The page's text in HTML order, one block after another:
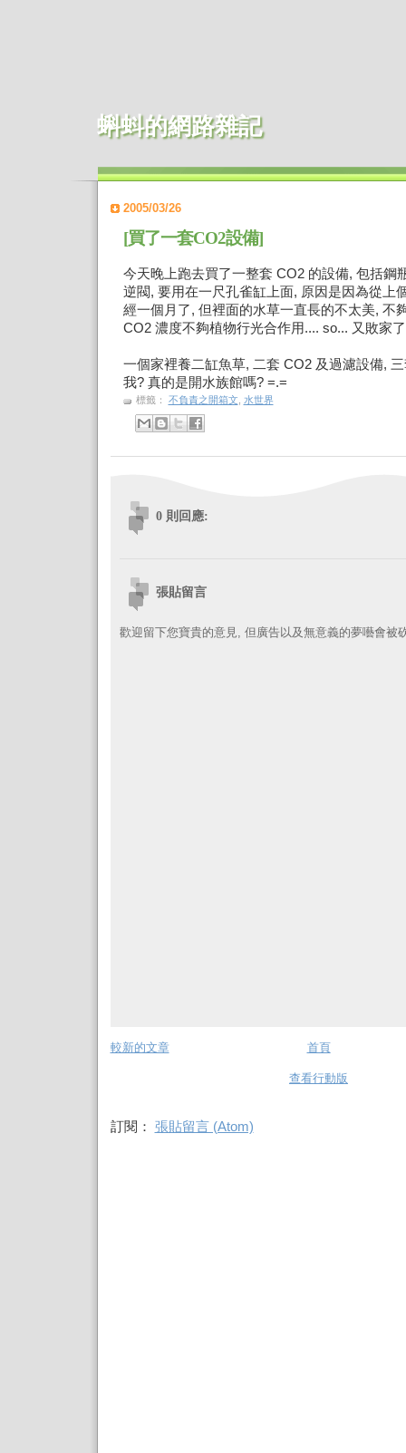
蝌蚪的網路雜記
2005/03/26
[買了一套CO2設備]
今天晚上跑去買了一整套 CO2 的設備, 包括鋼
逆閥, 要用在一尺孔雀缸上面, 原因是因為從上
經一個月了, 但裡面的水草一直長的不太美, 不
CO2 濃度不夠植物行光合作用.... so... 又敗家
一個家裡養二缸魚草, 二套 CO2 及過濾設備,
我? 真的是開水族館嗎? =.=
標籤： 不負責之開箱文, 水世界
0 則回應:
張貼留言
歡迎留下您寶貴的意見, 但廣告以及無意義的夢囈會被
較新的文章 首頁
查看行動版
訂閱： 張貼留言 (Atom)